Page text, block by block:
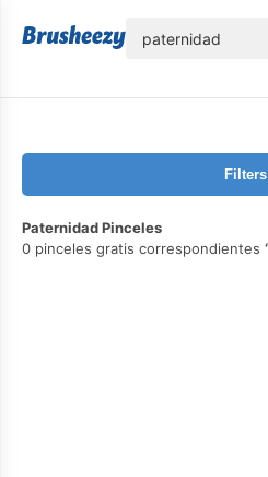
Filters
Paternidad Pinceles
0 pinceles gratis correspondientes